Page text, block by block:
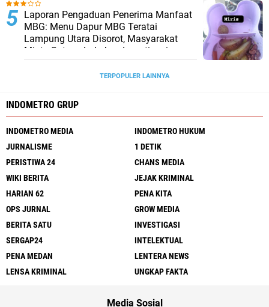
Laporan Pengaduan Penerima Manfaat
MBG: Menu Dapur MBG Teratai
Lampung Utara Disorot, Masyarakat
Minta Satgas Lakukan Investigasi
TERPOPULER LAINNYA
INDOMETRO GRUP
INDOMETRO MEDIA
INDOMETRO HUKUM
JURNALISME
1 DETIK
PERISTIWA 24
CHANS MEDIA
WIKI BERITA
JEJAK KRIMINAL
HARIAN 62
PENA KITA
OPS JURNAL
GROW MEDIA
BERITA SATU
INVESTIGASI
SERGAP24
INTELEKTUAL
PENA MEDAN
LENTERA NEWS
LENSA KRIMINAL
UNGKAP FAKTA
Media Sosial